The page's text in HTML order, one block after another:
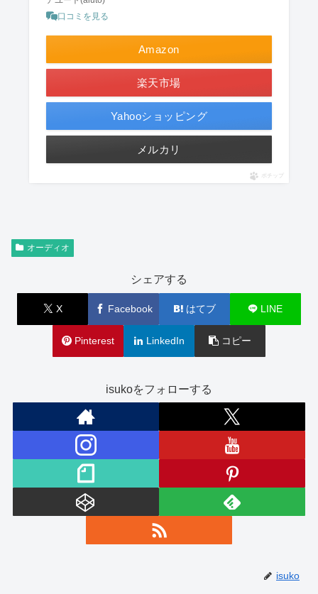
口コミを見る
Amazon
楽天市場
Yahooショッピング
メルカリ
ポチップ
オーディオ
シェアする
X Facebook はてブ LINE
Pinterest LinkedIn コピー
isukoをフォローする
isuko